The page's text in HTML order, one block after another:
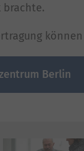
brachte.
Berlin